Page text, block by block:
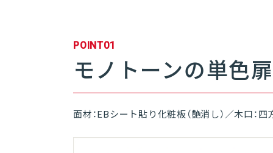
POINT01
モノトーンの単色扉
面材：EBシート貼り化粧板（艶消し）／木口：